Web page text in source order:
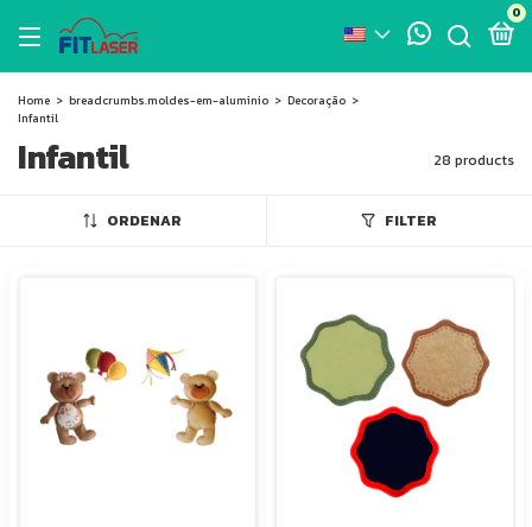
0
Home > breadcrumbs.moldes-em-aluminio > Decoração >
Infantil
Infantil 28 products
ORDENAR FILTER